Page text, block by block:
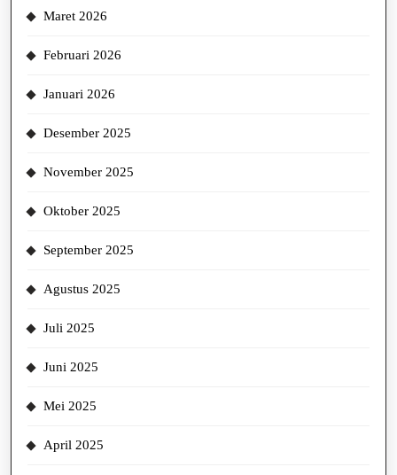
Maret 2026
Februari 2026
Januari 2026
Desember 2025
November 2025
Oktober 2025
September 2025
Agustus 2025
Juli 2025
Juni 2025
Mei 2025
April 2025